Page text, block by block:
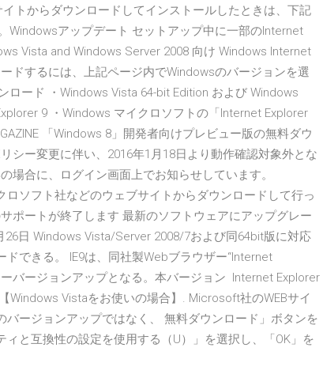
トからダウンロードしてインストールしたときは、下記
Windowsアップデート セットアップ中に一部のInternet
Vista and Windows Server 2008 向け Windows Internet
ドするには、上記ページ内でWindowsのバージョンを選
ロード ・Windows Vista 64-bit Edition および Windows
9 ・Windows マイクロソフトの「Internet Explorer
「Windows 8」開発者向けプレビュー版の無料ダウ
シー変更に伴い、2016年1月18日より動作確認対象外とな
場合に、ログイン画面上でお知らせしています。
ソフト社などのウェブサイトからダウンロードして行っ
ポートが終了します 最新のソフトウェアにアップグレー
26日 Windows Vista/Server 2008/7および同64bit版に対応
できる。 IE9は、同社製Webブラウザー“Internet
バージョンアップとなる。本バージョン Internet Explorer
Vistaをお使いの場合】. Microsoft社のWEBサイ
ージョンアップではなく、 無料ダウンロード」ボタンを
と互換性の設定を使用する（U）」を選択し、「OK」を